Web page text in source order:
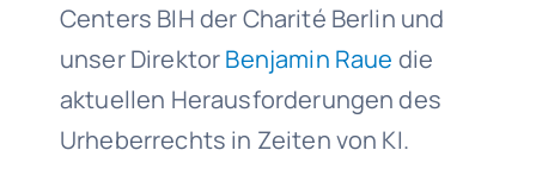
Centers BIH der Charité Berlin und
unser DirektorBenjamin Raue die
aktuellen Herausforderungen des
Urheberrechts in Zeiten von KI.